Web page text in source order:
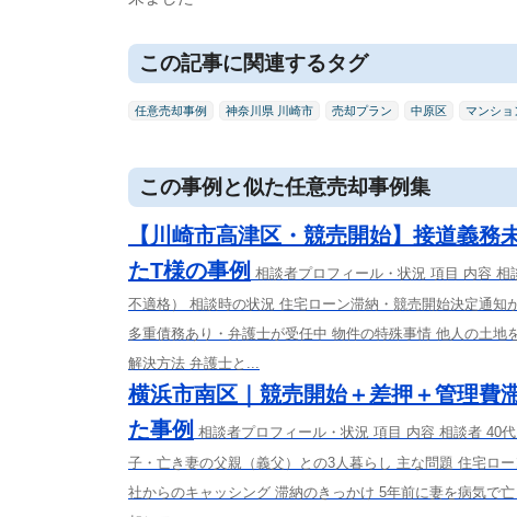
この記事に関連するタグ
任意売却事例 神奈川県 川崎市 売却プラン 中原区 マンショ
この事例と似た任意売却事例集
【川崎市高津区・競売開始】接道義
たT様の事例 相談者プロフィール・状況 項目 内容
不適格） 相談時の状況 住宅ローン滞納・競売開始決定通
多重債務あり・弁護士が受任中 物件の特殊事情 他人の土
解決方法 弁護士と...
横浜市南区｜競売開始＋差押＋管理費
た事例 相談者プロフィール・状況 項目 内容 相談者 40
子・亡き妻の父親（義父）との3人暮らし 主な問題 住宅ロ
社からのキャッシング 滞納のきっかけ 5年前に妻を病気で